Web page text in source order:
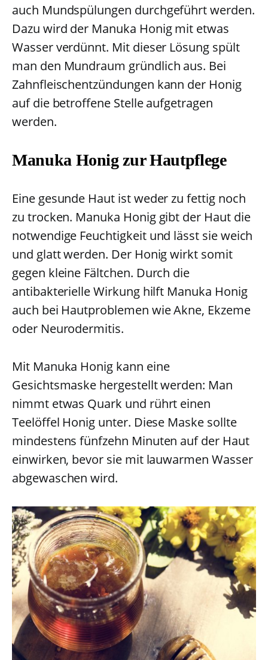
auch Mundspülungen durchgeführt werden.
Dazu wird der Manuka Honig mit etwas
Wasser verdünnt. Mit dieser Lösung spült
man den Mundraum gründlich aus. Bei
Zahnfleischentzündungen kann der Honig
auf die betroffene Stelle aufgetragen
werden.
Manuka Honig zur Hautpflege
Eine gesunde Haut ist weder zu fettig noch
zu trocken. Manuka Honig gibt der Haut die
notwendige Feuchtigkeit und lässt sie weich
und glatt werden. Der Honig wirkt somit
gegen kleine Fältchen. Durch die
antibakterielle Wirkung hilft Manuka Honig
auch bei Hautproblemen wie Akne, Ekzeme
oder Neurodermitis.
Mit Manuka Honig kann eine
Gesichtsmaske hergestellt werden: Man
nimmt etwas Quark und rührt einen
Teelöffel Honig unter. Diese Maske sollte
mindestens fünfzehn Minuten auf der Haut
einwirken, bevor sie mit lauwarmen Wasser
abgewaschen wird.